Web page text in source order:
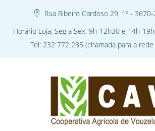
Rua Ribeiro Cardoso 29, 1º -
Horário Loja: Seg a Sex: 9h-12h30 e 14h-
Tel: 232 772 235 (chamada para a